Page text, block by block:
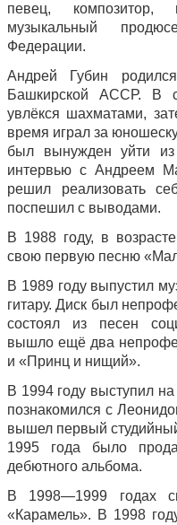
певец, композитор,
музыкальный
Федерации.
Андрей Губин
Башкирской АССР. В
увлёкся шахматами,
время играл за
был вынужден уйти из
интервью с Андреем
решил реализовать
поспешил с выводами.
В 1988 году, в
свою первую песню
В 1989 году выпустил
гитару. Диск был
состоял из песен
вышло ещё два
и «Принц и нищий».
В 1994 году выступил
познакомился с
вышел первый
1995 года было
дебютного альбома.
В 1998—1999 годах
«Карамель». В 1998